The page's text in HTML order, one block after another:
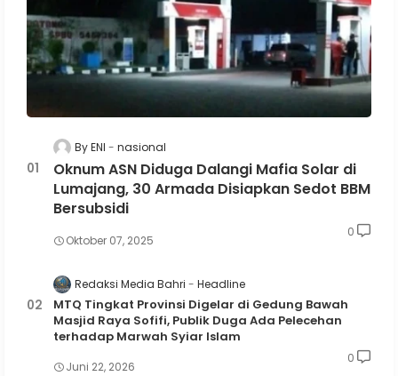
By ENI nasional
Oknum ASN Diduga Dalangi Mafia Solar di
Lumajang, 30 Armada Disiapkan Sedot BBM
Bersubsidi
Oktober 07, 2025
0
Redaksi Media Bahri Headline
MTQ Tingkat Provinsi Digelar di Gedung Bawah
Masjid Raya Sofifi, Publik Duga Ada Pelecehan
terhadap Marwah Syiar Islam
Juni 22, 2026
0